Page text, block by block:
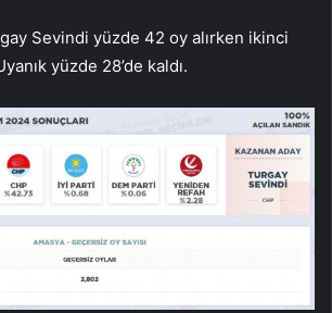
Sevindi yüzde 42 oy alırken ikinci
yüzde 28’de kaldı.